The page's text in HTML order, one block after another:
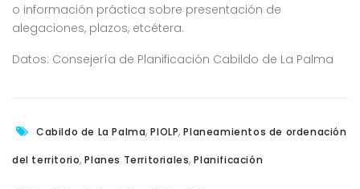
o información práctica sobre presentación de
alegaciones, plazos, etcétera.
Datos: Consejería de Planificación Cabildo de La Palma
Cabildo de La Palma,PIOLP,Planeamientos de ordenación
del territorio,Planes Territoriales,Planificación